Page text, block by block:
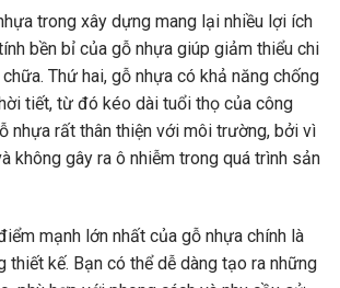
trong xây dựng mang lại nhiều lợi ích
bền bỉ của gỗ nhựa giúp giảm thiểu chi
Thứ hai, gỗ nhựa có khả năng chống
tiết, từ đó kéo dài tuổi thọ của công
nhựa rất thân thiện với môi trường, bởi vì
không gây ra ô nhiễm trong quá trình sản
mạnh lớn nhất của gỗ nhựa chính là
thiết kế. Bạn có thể dễ dàng tạo ra những